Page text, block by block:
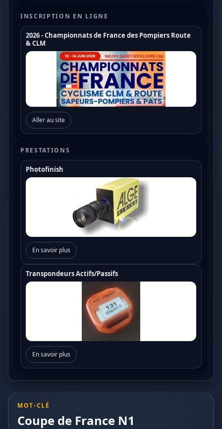
Coupe de France U17
Coupe de France U19
Trophée de France
INSCRIPTION EN LIGNE
2026 - Championnats de France des Pompiers Route
& CLM
Aller au site
PRESTATIONS
Photofinish
En savoir plus
Transpondeurs Actifs/Passifs
En savoir plus
MOT-CLÉ
Coupe de France N1